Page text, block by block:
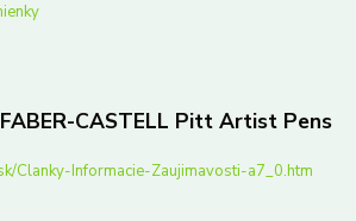
CASTELL Pitt Artist Pens
Clanky-Informacie-Zaujimavosti-a7_0.htm